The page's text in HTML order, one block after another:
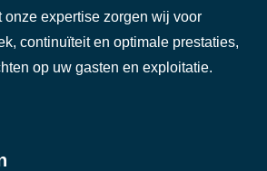
onze expertise zorgen wij voor
continuïteit en optimale prestaties,
op uw gasten en exploitatie.